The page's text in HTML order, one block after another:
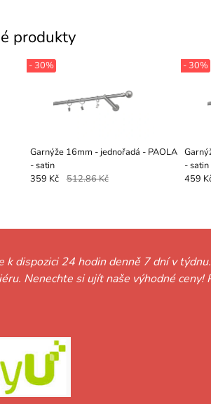
produkty
Garnýže 16mm - jednořadá - PAOLA
- satin
- 30%
359 Kč 512.86 Kč
- satin
- 30%
459
dispozici 24 hodin denně 7 dní v
Nenechte si ujít naše výhodné ceny!